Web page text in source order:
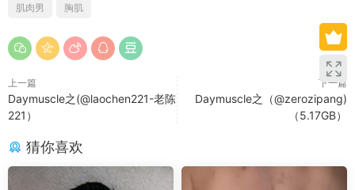
肌肉男 胸肌
上一篇
Daymuscle之(@laochen221-老陈
221）
下一篇
Daymuscle之（@zerozipang)
（5.17GB）
猜你喜欢